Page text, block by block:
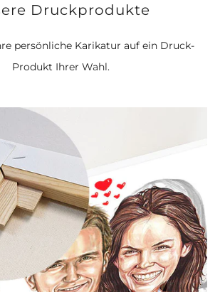
Druckprodukte
persönliche Karikatur auf ein Druck-
Produkt Ihrer Wahl.